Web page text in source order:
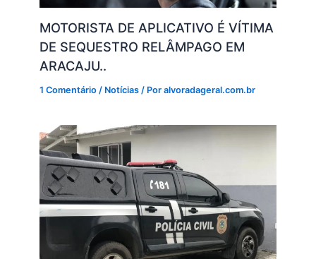
MOTORISTA DE APLICATIVO É VÍTIMA
DE SEQUESTRO RELÂMPAGO EM
ARACAJU..
1 Comentário / Notícias / Poralvoradageral.com.br